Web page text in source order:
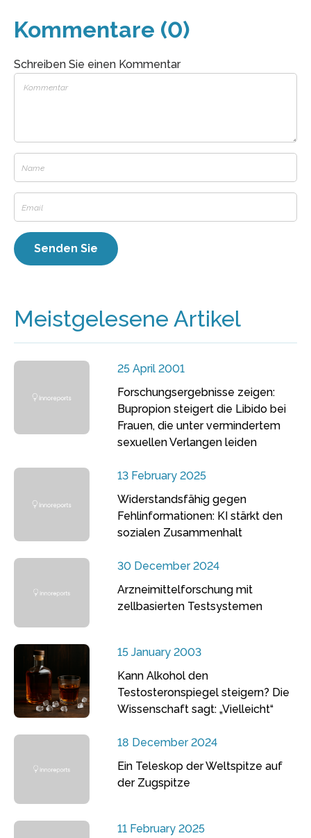
Kommentare (0)
Schreiben Sie einen Kommentar
Meistgelesene Artikel
25 April 2001
Forschungsergebnisse zeigen:
Bupropion steigert die Libido bei
Frauen, die unter vermindertem
sexuellen Verlangen leiden
13 February 2025
Widerstandsfähig gegen
Fehlinformationen: KI stärkt den
sozialen Zusammenhalt
30 December 2024
Arzneimittelforschung mit
zellbasierten Testsystemen
15 January 2003
Kann Alkohol den
Testosteronspiegel steigern? Die
Wissenschaft sagt: „Vielleicht“
18 December 2024
Ein Teleskop der Weltspitze auf
der Zugspitze
11 February 2025